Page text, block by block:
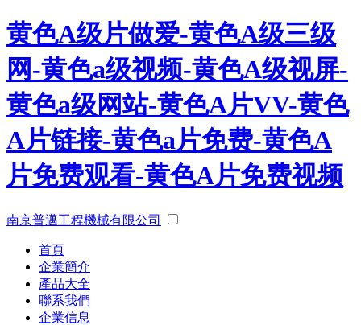
黄色A级片做爱-黄色A级三级
网-黄色a级视频-黄色A级视屏-
黄色a级网站-黄色A片VV-黄色
A片链接-黄色a片免费-黄色A
片免费观看-黄色A片免费视频
南京普邁工程機械有限公司
首頁
企業簡介
產品大全
聯系我們
企業信息